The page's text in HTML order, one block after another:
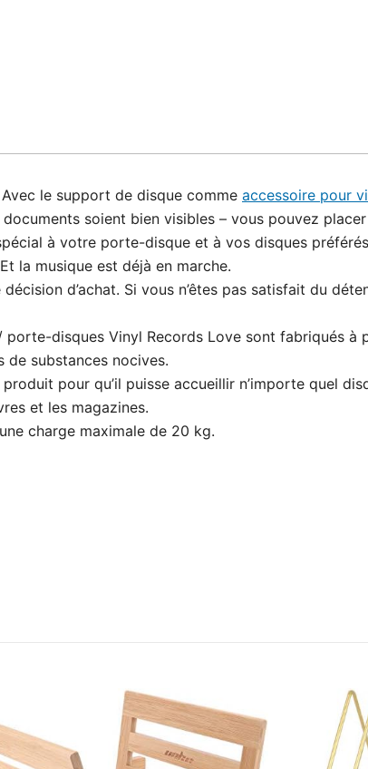
le support de disque comme accessoire pour
soient bien visibles – vous pouvez
à votre porte-disque et à vos disques
la musique est déjà en marche.
d’achat. Si vous n’êtes pas satisfait du
porte-disques Vinyl Records Love sont fabriqués à
substances nocives.
pour qu’il puisse accueillir n’importe quel
et les magazines.
charge maximale de 20 kg.